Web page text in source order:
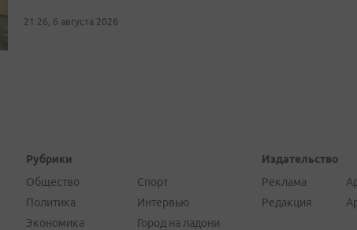
21:26, 6 августа 2026
Рубрики
Общество
Политика
Экономика
Спорт
Интервью
Город на ладони
Издательство
Реклама
Редакция